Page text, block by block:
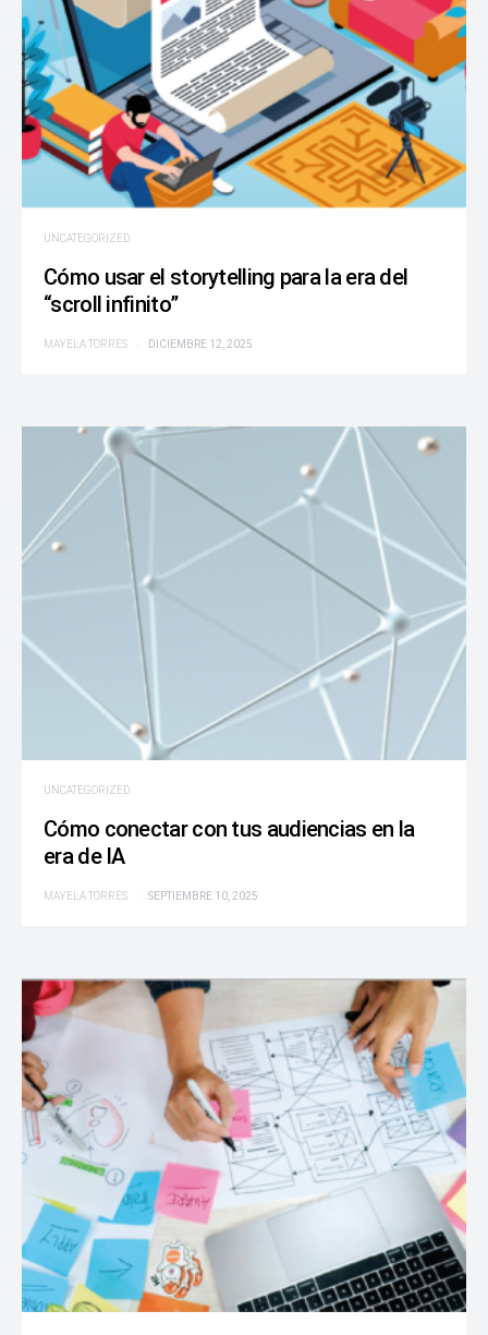
UNCATEGORIZED
Cómo usar el storytelling para la era del
“scroll infinito”
MAYELA TORRES DICIEMBRE 12, 2025
UNCATEGORIZED
Cómo conectar con tus audiencias en la
era de IA
MAYELA TORRES SEPTIEMBRE 10, 2025